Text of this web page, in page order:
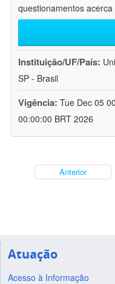
questionamentos acerca
Instituição/UF/País:
SP - Brasil
Vigência: Tue Dec 05
00:00:00 BRT 2026
Anterior
Atuação
Acesso à Informação